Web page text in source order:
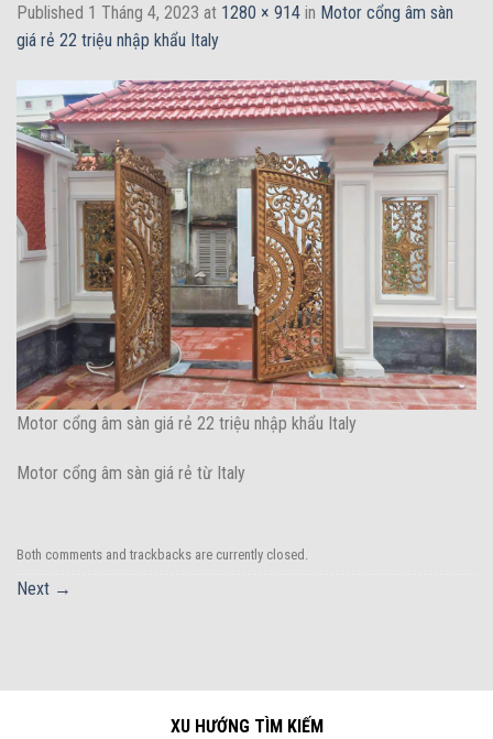
Published 1 Tháng 4, 2023 at 1280 × 914 in Motor cổng âm sàn
giá rẻ 22 triệu nhập khẩu Italy
Motor cổng âm sàn giá rẻ 22 triệu nhập khẩu Italy
Motor cổng âm sàn giá rẻ từ Italy
Both comments and trackbacks are currently closed.
Next →
XU HƯỚNG TÌM KIẾM